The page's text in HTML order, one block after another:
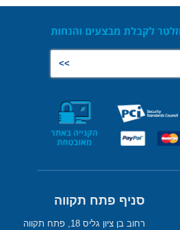
סניף פתח תקווה
רחוב בן ציון גליס 18, פתח תקווה